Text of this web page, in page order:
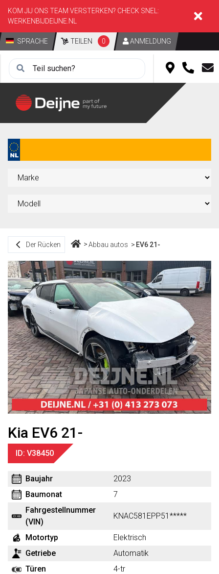
KOM JIJ ONS TEAM VERSTERKEN? CHECK SNEL:
WERKENBIJDEIJNE.NL
SPRACHE TEILEN 0 ANMELDUNG
Der Rücken Abbau autos EV6 21-
Kia EV6 21-
ID: V38450
Baujahr
2023
Baumonat
7
Fahrgestellnummer
(VIN)
KNAC581EPP51*****
Motortyp
Elektrisch
Getriebe
Automatik
Türen
4-tr